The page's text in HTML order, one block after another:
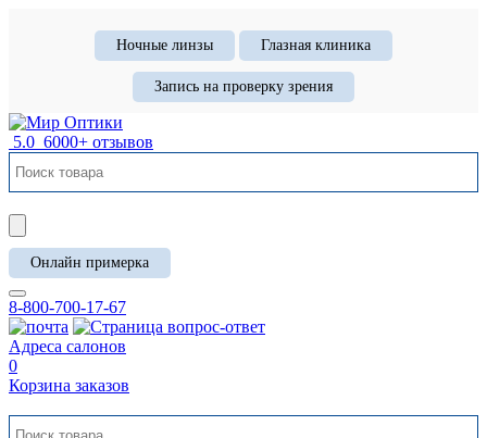
Ночные линзы Глазная клиника
Запись на проверку зрения
5.0 6000+ отзывов
Онлайн примерка
8-800-700-17-67
Адреса салонов
0
Корзина заказов